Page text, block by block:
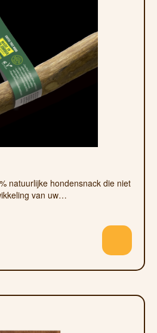
venster
modern en aantrekkelijk
of neergezet worden
natuurlijke hondensnack die niet
van uw…